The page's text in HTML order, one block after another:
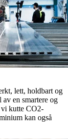
lett, holdbart og
en smartere og
kutte CO2-
kan også